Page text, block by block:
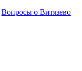
Вопросы о Витязево